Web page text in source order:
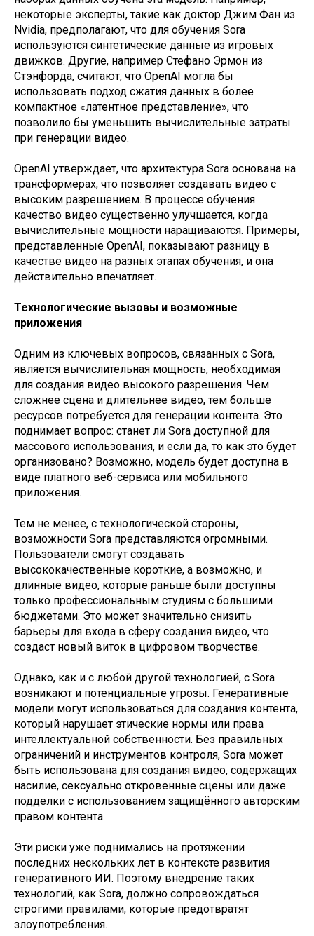
некоторые эксперты, такие как доктор Джим Фан из
Nvidia, предполагают, что для обучения Sora
используются синтетические данные из игровых
движков. Другие, например Стефано Эрмон из
Стэнфорда, считают, что OpenAI могла бы
использовать подход сжатия данных в более
компактное «латентное представление», что
позволило бы уменьшить вычислительные затраты
при генерации видео.
OpenAI утверждает, что архитектура Sora основана на
трансформерах, что позволяет создавать видео с
высоким разрешением. В процессе обучения
качество видео существенно улучшается, когда
вычислительные мощности наращиваются. Примеры,
представленные OpenAI, показывают разницу в
качестве видео на разных этапах обучения, и она
действительно впечатляет.
Технологические вызовы и возможные
приложения
Одним из ключевых вопросов, связанных с Sora,
является вычислительная мощность, необходимая
для создания видео высокого разрешения. Чем
сложнее сцена и длительнее видео, тем больше
ресурсов потребуется для генерации контента. Это
поднимает вопрос: станет ли Sora доступной для
массового использования, и если да, то как это будет
организовано? Возможно, модель будет доступна в
виде платного веб-сервиса или мобильного
приложения.
Тем не менее, с технологической стороны,
возможности Sora представляются огромными.
Пользователи смогут создавать
высококачественные короткие, а возможно, и
длинные видео, которые раньше были доступны
только профессиональным студиям с большими
бюджетами. Это может значительно снизить
барьеры для входа в сферу создания видео, что
создаст новый виток в цифровом творчестве.
Однако, как и с любой другой технологией, с Sora
возникают и потенциальные угрозы. Генеративные
модели могут использоваться для создания контента,
который нарушает этические нормы или права
интеллектуальной собственности. Без правильных
ограничений и инструментов контроля, Sora может
быть использована для создания видео, содержащих
насилие, сексуально откровенные сцены или даже
подделки с использованием защищённого авторским
правом контента.
Эти риски уже поднимались на протяжении
последних нескольких лет в контексте развития
генеративного ИИ. Поэтому внедрение таких
технологий, как Sora, должно сопровождаться
строгими правилами, которые предотвратят
злоупотребления.